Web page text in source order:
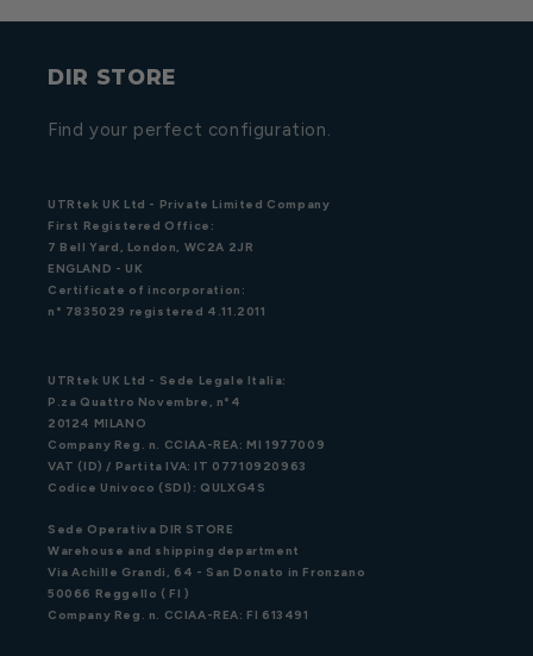
DIR STORE
Find your perfect configuration.
UTRtek UK Ltd - Private Limited Company
First Registered Office:
7 Bell Yard, London, WC2A 2JR
ENGLAND - UK
Certificate of incorporation:
n° 7835029 registered 4.11.2011
UTRtek UK Ltd - Sede Legale Italia:
P.za Quattro Novembre, n°4
20124 MILANO
Company Reg. n. CCIAA-REA: MI 1977009
VAT (ID) / Partita IVA: IT 07710920963
Codice Univoco (SDI): QULXG4S
Sede Operativa DIR STORE
Warehouse and shipping department
Via Achille Grandi, 64 - San Donato in Fronzano
50066 Reggello ( FI )
Company Reg. n. CCIAA-REA: FI 613491